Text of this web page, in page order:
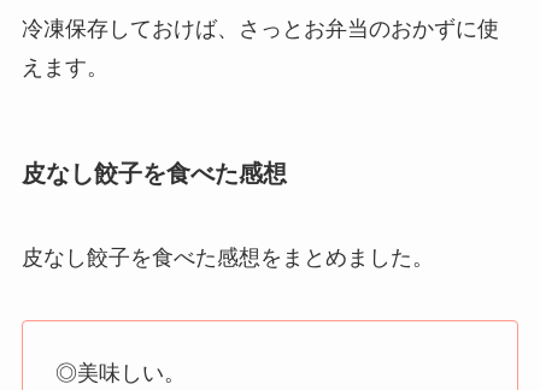
冷凍保存しておけば、さっとお弁当のおかずに使
えます。
皮なし餃子を食べた感想
皮なし餃子を食べた感想をまとめました。
◎美味しい。